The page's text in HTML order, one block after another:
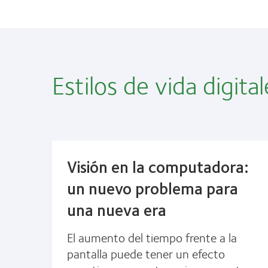
Estilos de vida
Visión en la computadora:
un nuevo problema para
una nueva era
El aumento del tiempo frente a la
pantalla puede tener un efecto